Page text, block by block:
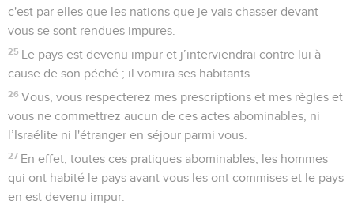
c'est par elles que les nations que je vais chasser devant
vous se sont rendues impures.
25 Le pays est devenu impur et j’interviendrai contre lui à
cause de son péché ; il vomira ses habitants.
26 Vous, vous respecterez mes prescriptions et mes règles et
vous ne commettrez aucun de ces actes abominables, ni
l’Israélite ni l'étranger en séjour parmi vous.
27 En effet, toutes ces pratiques abominables, les hommes
qui ont habité le pays avant vous les ont commises et le pays
en est devenu impur.